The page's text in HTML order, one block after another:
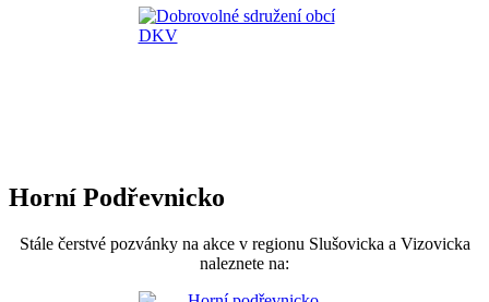
Horní Podřevnicko
Stále čerstvé pozvánky na akce v regionu Slušovicka a Vizovicka
naleznete na: